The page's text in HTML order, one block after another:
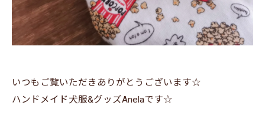
いつもご覧いただきありがとうございます☆
ハンドメイド犬服&グッズAnelaです☆